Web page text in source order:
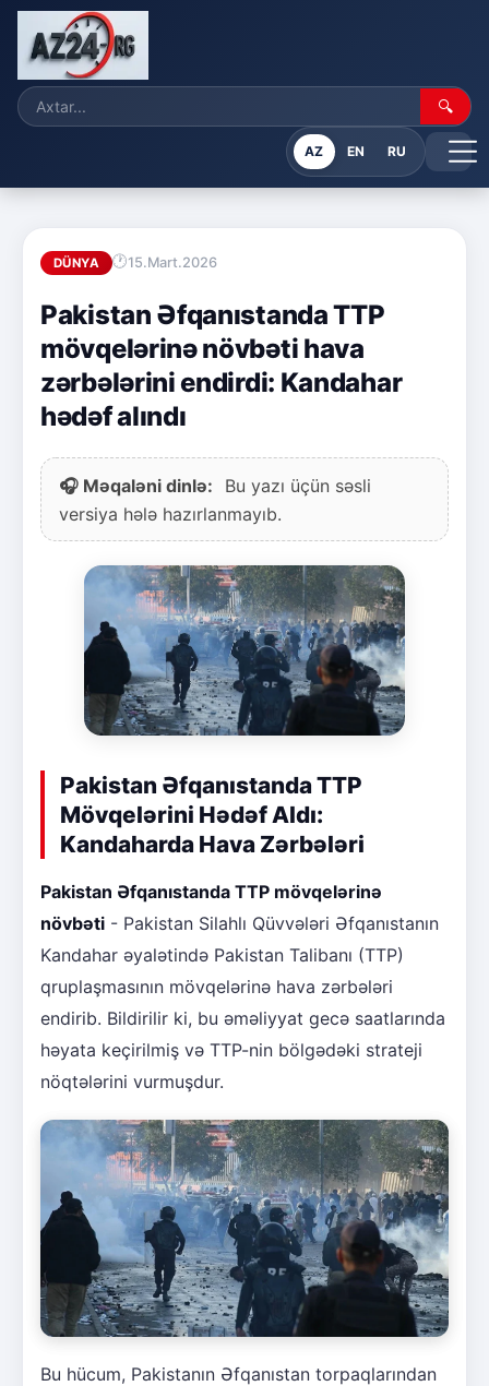
🔍
AZ EN RU
DÜNYA 15.Mart.2026
Pakistan Əfqanıstanda TTP
mövqelərinə növbəti hava
zərbələrini endirdi: Kandahar
hədəf alındı
🎧 Məqaləni dinlə:
Bu yazı üçün səsli
versiya hələ hazırlanmayıb.
Pakistan Əfqanıstanda TTP
Mövqelərini Hədəf Aldı:
Kandaharda Hava Zərbələri
Pakistan Əfqanıstanda TTP mövqelərinə
növbəti - Pakistan Silahlı Qüvvələri Əfqanıstanın
Kandahar əyalətində Pakistan Talibanı (TTP)
qruplaşmasının mövqelərinə hava zərbələri
endirib. Bildirilir ki, bu əməliyyat gecə saatlarında
həyata keçirilmiş və TTP-nin bölgədəki strateji
nöqtələrini vurmuşdur.
Bu hücum, Pakistanın Əfqanıstan torpaqlarından